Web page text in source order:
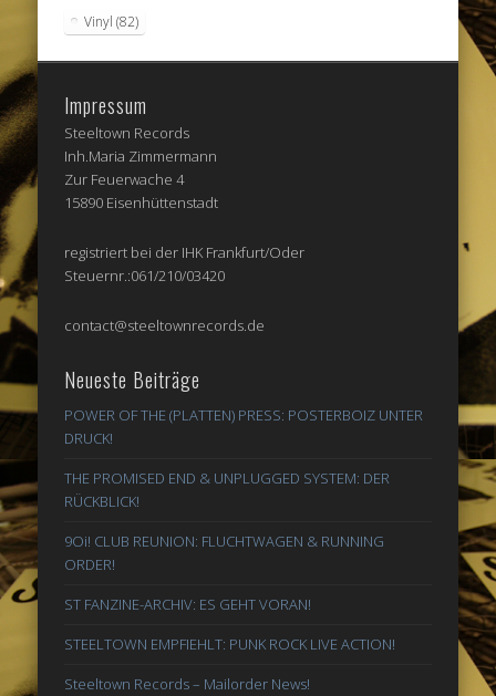
Vinyl (82)
Impressum
Steeltown Records
Inh.Maria Zimmermann
Zur Feuerwache 4
15890 Eisenhüttenstadt
registriert bei der IHK Frankfurt/Oder
Steuernr.:061/210/03420
contact@steeltownrecords.de
Neueste Beiträge
POWER OF THE (PLATTEN) PRESS: POSTERBOIZ UNTER
DRUCK!
THE PROMISED END & UNPLUGGED SYSTEM: DER
RÜCKBLICK!
9Oi! CLUB REUNION: FLUCHTWAGEN & RUNNING
ORDER!
ST FANZINE-ARCHIV: ES GEHT VORAN!
STEELTOWN EMPFIEHLT: PUNK ROCK LIVE ACTION!
Steeltown Records – Mailorder News!